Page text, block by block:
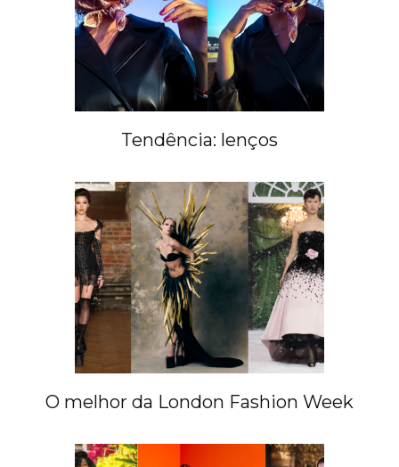
Tendência: lenços
O melhor da London Fashion Week